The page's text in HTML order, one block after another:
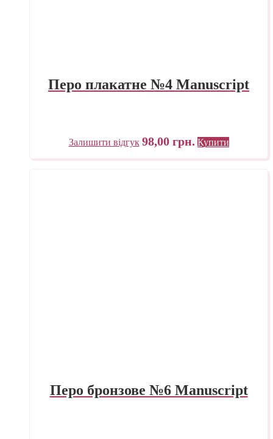
Перо плакатне №4 Manuscript
Залишити відгук 98,00 грн. Купити
Перо бронзове №6 Manuscript